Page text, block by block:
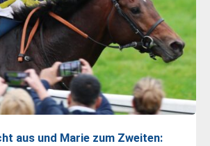
aus und Marie zum Zweiten: